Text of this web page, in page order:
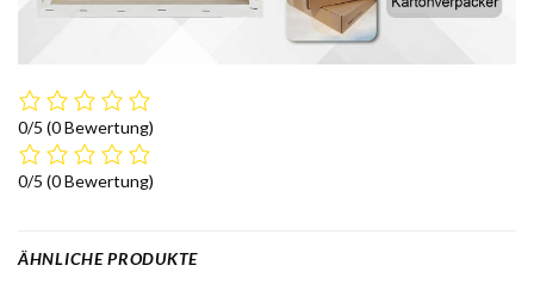
0/5 (0 Bewertung)
0/5 (0 Bewertung)
ÄHNLICHE PRODUKTE